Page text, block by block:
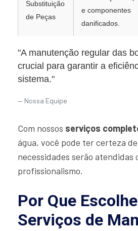
Substituição
de Peças
e componentes
danificados.
"A manutenção regular das
crucial para garantir a
sistema."
Nossa Equipe
Com nossos serviços
água, você pode ter certeza
necessidades serão atendidas
profissionalismo.
Por Que
Serviços de